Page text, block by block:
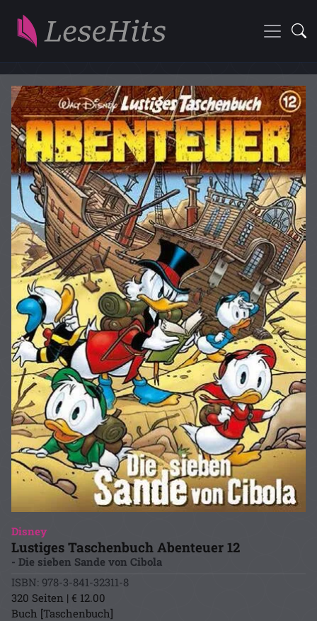
Disney
Lustiges Taschenbuch Abenteuer 12
- Die sieben Sande von Cibola
ISBN: 978-3-841-32311-8
320 Seiten | € 12.00
Buch [Taschenbuch]